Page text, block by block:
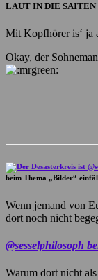
LAUT IN DIE SAITEN
Mit Kopfhörer is‘ ja
Okay, der
beim Thema „Bilder“
Wenn jemand von
dort noch nicht
@sesselphilosoph
Warum dort nicht als